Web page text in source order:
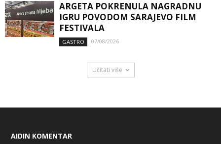
ARGETA POKRENULA NAGRADNU
IGRU POVODOM SARAJEVO FILM
FESTIVALA
GASTRO 07/08/2026
Učitati više
AIDIN KOMENTAR